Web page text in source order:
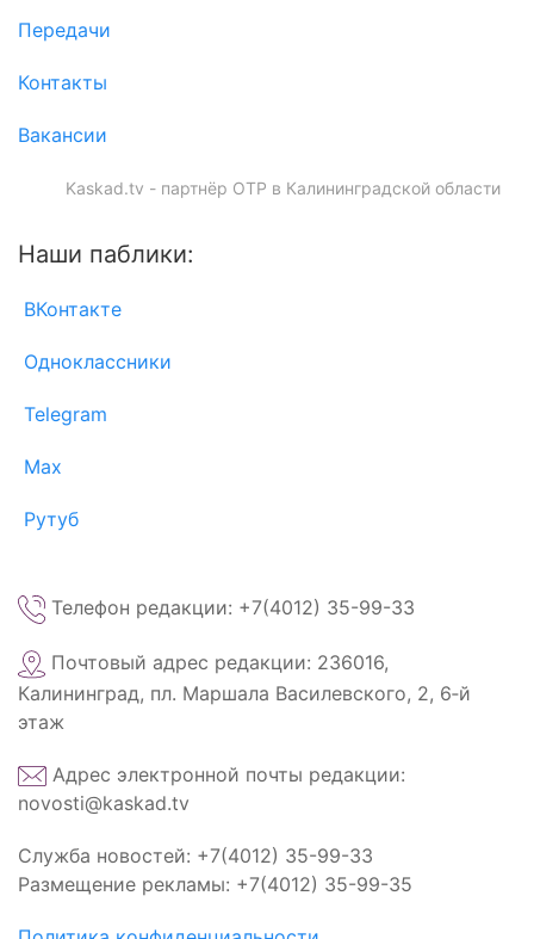
Передачи
Контакты
Вакансии
Kaskad.tv - партнёр ОТР в Калининградской области
Наши паблики:
ВКонтакте
Одноклассники
Telegram
Max
Рутуб
Телефон редакции: +7(4012) 35-99-33
Почтовый адрес редакции: 236016,
Калининград, пл. Маршала Василевского, 2, 6‑й
этаж
Адрес электронной почты редакции:
novosti@kaskad.tv
Служба новостей: +7(4012) 35-99-33
Размещение рекламы: +7(4012) 35-99-35